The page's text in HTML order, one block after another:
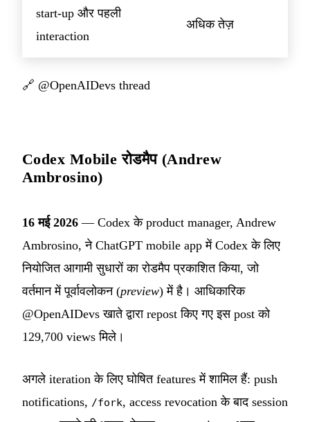
start-up और पहली
interaction
अधिक तेज़
🔗 @OpenAIDevs thread
Codex Mobile रोडमैप (Andrew
Ambrosino)
16 मई 2026 — Codex के product manager, Andrew
Ambrosino, ने ChatGPT mobile app में Codex के लिए
नियोजित आगामी सुधारों का रोडमैप प्रकाशित किया, जो
वर्तमान में पूर्वावलोकन (preview) में है। आधिकारिक
@OpenAIDevs खाते द्वारा repost किए गए इस post को
129,700 views मिले।
अगले iteration के लिए घोषित features में शामिल हैं: push
notifications, /fork, access revocation के बाद session